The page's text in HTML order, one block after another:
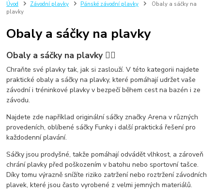
Úvod Závodní plavky Pánské závodní plavky
Obaly a sáčky na
plavky
Obaly a sáčky na plavky
Obaly a sáčky na plavky 🏊‍♂️
Chraňte své plavky tak, jak si zaslouží. V této kategorii najdete
praktické obaly a sáčky na plavky, které pomáhají udržet vaše
závodní i tréninkové plavky v bezpečí během cest na bazén i ze
závodu.
Najdete zde napříkladoriginální sáčky značkyArena v různých
provedeních, oblíbené sáčky Funky i další praktická řešení pro
každodenní plavání.
Sáčky jsouprodyšné, takže pomáhají odvádět vlhkost, a zároveň
chrání plavky před poškozením v batohu nebo sportovní tašce.
Díky tomu výrazně snížíte riziko zatržení nebo roztržení závodních
plavek, které jsou často vyrobené z velmi jemných materiálů.